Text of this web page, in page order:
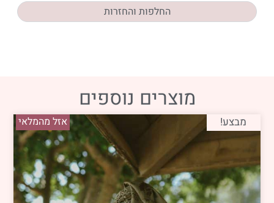
החלפות והחזרות
מוצרים נוספים
אזל מהמלאי מבצע!